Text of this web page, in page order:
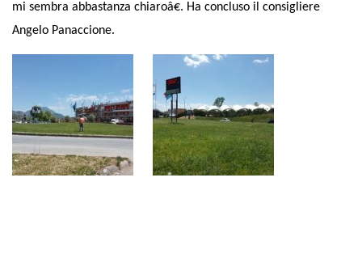
mi sembra abbastanza chiaroâ€. Ha concluso il consigliere
Angelo Panaccione.